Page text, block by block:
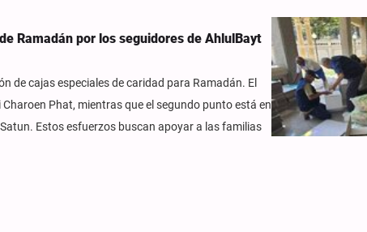
Ramadán por los seguidores de AhlulBayt
de cajas especiales de caridad para Ramadán. El
Phat, mientras que el segundo punto está en
Estos esfuerzos buscan apoyar a las familias